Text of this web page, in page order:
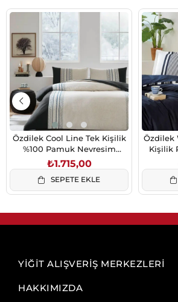
Özdilek Cool Line Tek Kişilik
%100 Pamuk Nevresim
Takımı 160x220 cm Bej
₺1.715,00
SEPETE EKLE
Özdilek
Kişilik
YİĞİT ALIŞVERİŞ MERKEZLERİ
HAKKIMIZDA